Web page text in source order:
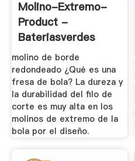
Molino-Extremo-
Product -
Bateriasverdes
molino de borde
redondeado ¿Qué es una
fresa de bola? La dureza y
la durabilidad del filo de
corte es muy alta en los
molinos de extremo de la
bola por el diseño.